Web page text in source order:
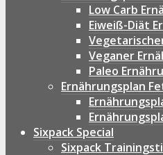
Low Carb
Eiweiß-Diät
Veganer
Paleo
Ernährungsplan
Sixpack Special
Sixpack